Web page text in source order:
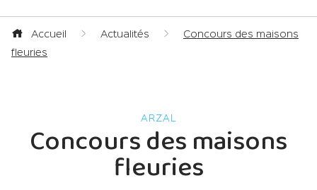
Accueil Actualités
Concours des maisons
fleuries
Concours des maisons
fleuries